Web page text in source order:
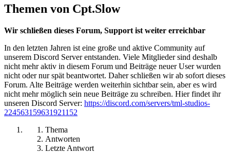
Themen von Cpt.Slow
Wir schließen dieses Forum, Support ist weiter erreichbar
In den letzten Jahren ist eine große und aktive Community auf
unserem Discord Server entstanden. Viele Mitglieder sind deshalb
nicht mehr aktiv in diesem Forum und Beiträge neuer User wurden
nicht oder nur spät beantwortet. Daher schließen wir ab sofort dieses
Forum. Alte Beiträge werden weiterhin sichtbar sein, aber es wird
nicht mehr möglich sein neue Beiträge zu schreiben. Hier findet ihr
unseren Discord Server: https://discord.com/servers/tml-studios-
224563159631921152
Thema
Antworten
Letzte Antwort